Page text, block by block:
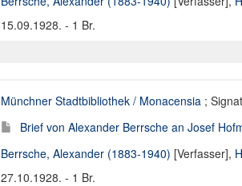
15.09.1928. - 1 Br.
Münchner Stadtbibliothek / Monacensia ;
Brief von Alexander Berrsche an Josef
Berrsche, Alexander (1883-1940) [Verfasser],
27.10.1928. - 1 Br.